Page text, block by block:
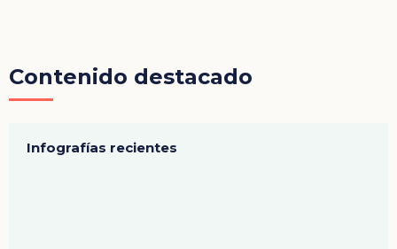
Contenido destacado
Infografías recientes